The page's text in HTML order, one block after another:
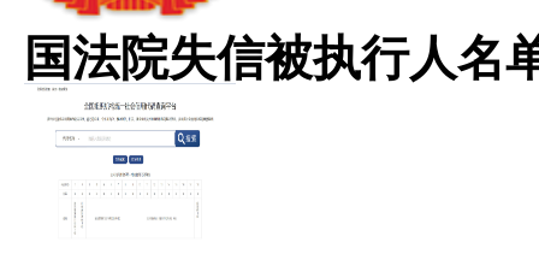
国法院失信被执行人名